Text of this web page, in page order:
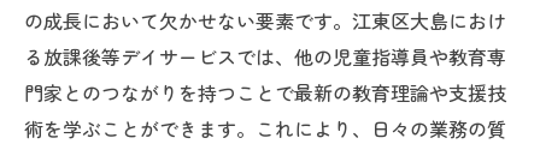
の成長において欠かせない要素です。江東区大島におけ
る放課後等デイサービスでは、他の児童指導員や教育専
門家とのつながりを持つことで最新の教育理論や支援技
術を学ぶことができます。これにより、日々の業務の質